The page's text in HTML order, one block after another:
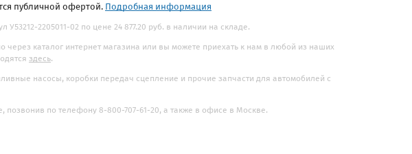
публичной офертой. Подробная информация
2205011-02 по цене 24 877.20 руб. в наличии на складе.
через каталог интернет магазина или вы можете приехать к нам в любой из наших
здесь.
насосы, коробки передач сцепление и прочие запчасти для автомобилей с
по телефону 8-800-707-61-20, а также в офисе в Москве.